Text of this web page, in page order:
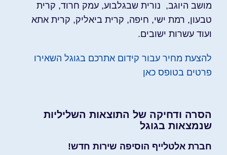
מושב היוגב, נורית שבגלבוע, עמק חרוד, קרית
טבעון, רמת ישי, חיפה, קרית ביאליק, קרית אתא
ועוד עשרות ישובים.
להצעת מחיר עבור קידום אתרכם בגוגל השאירו
פרטים בטופס כאן
הסרה ודחיקה של התוצאות השליליות
שנמצאות בגוגל
חברת אלטלייף הוסיפה שירות חדש!